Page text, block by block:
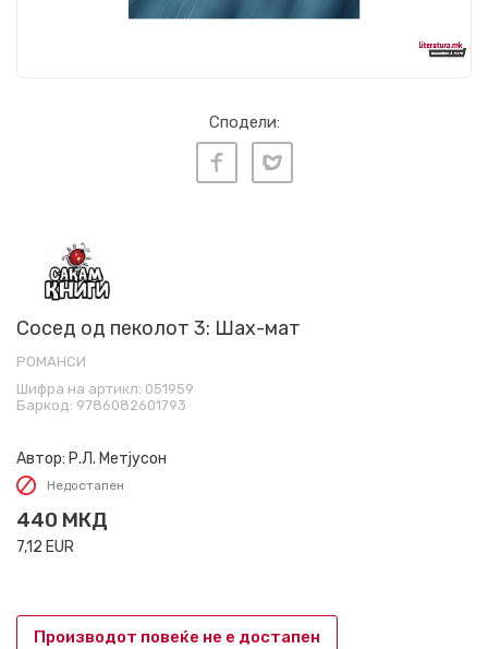
Сподели:
Сосед од пеколот 3: Шах-мат
РОМАНСИ
Шифра на артикл: 051959
Баркод: 9786082601793
Автор: Р.Л. Метјусон
Недостапен
440 МКД
7,12 EUR
Производот повеќе не е достапен